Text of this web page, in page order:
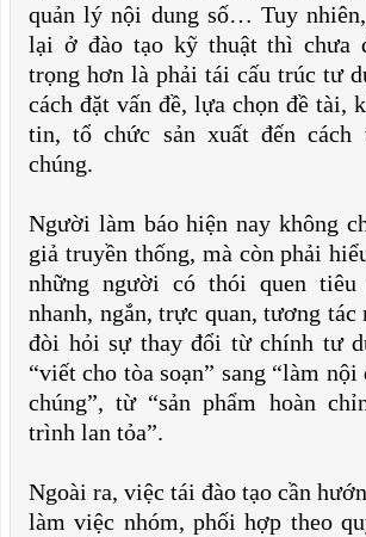
quản lý nội dung số… Tuy
lại ở đào tạo kỹ thuật thì chưa
trọng hơn là phải tái cấu trúc tư
cách đặt vấn đề, lựa chọn đề tài,
tin, tổ chức sản xuất đến cách
chúng.
Người làm báo hiện nay không
giả truyền thống, mà còn phải
những người có thói quen
nhanh, ngắn, trực quan, tương
đòi hỏi sự thay đổi từ chính tư
“viết cho tòa soạn” sang “làm nội
chúng”, từ “sản phẩm hoàn
trình lan tỏa”.
Ngoài ra, việc tái đào tạo cần
làm việc nhóm, phối hợp theo